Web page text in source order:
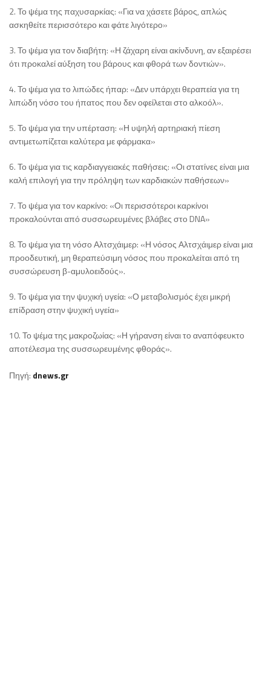
2. Το ψέμα της παχυσαρκίας: «Για να χάσετε βάρος, απλώς
ασκηθείτε περισσότερο και φάτε λιγότερο»
3. Το ψέμα για τον διαβήτη: «Η ζάχαρη είναι ακίνδυνη, αν εξαιρέσει
ότι προκαλεί αύξηση του βάρους και φθορά των δοντιών».
4. Το ψέμα για το λιπώδες ήπαρ: «Δεν υπάρχει θεραπεία για τη
λιπώδη νόσο του ήπατος που δεν οφείλεται στο αλκοόλ».
5. Το ψέμα για την υπέρταση: «Η υψηλή αρτηριακή πίεση
αντιμετωπίζεται καλύτερα με φάρμακα»
6. Το ψέμα για τις καρδιαγγειακές παθήσεις: «Οι στατίνες είναι μια
καλή επιλογή για την πρόληψη των καρδιακών παθήσεων»
7. Το ψέμα για τον καρκίνο: «Οι περισσότεροι καρκίνοι
προκαλούνται από συσσωρευμένες βλάβες στο DNA»
8. Το ψέμα για τη νόσο Αλτσχάιμερ: «Η νόσος Αλτσχάιμερ είναι μια
προοδευτική, μη θεραπεύσιμη νόσος που προκαλείται από τη
συσσώρευση β-αμυλοειδούς».
9. Το ψέμα για την ψυχική υγεία: «Ο μεταβολισμός έχει μικρή
επίδραση στην ψυχική υγεία»
10. Το ψέμα της μακροζωίας: «Η γήρανση είναι το αναπόφευκτο
αποτέλεσμα της συσσωρευμένης φθοράς».
Πηγή: dnews.gr